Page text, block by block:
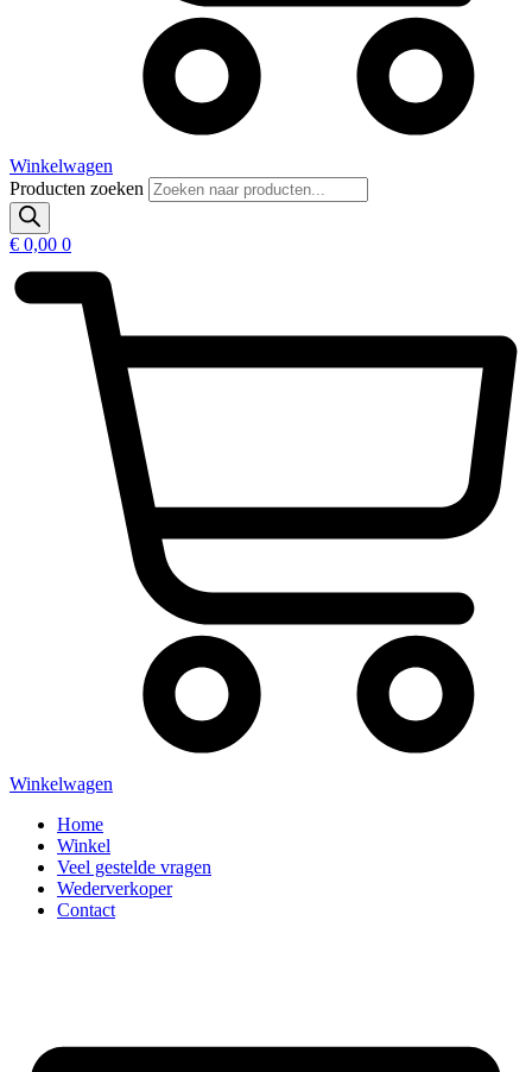
Winkelwagen
Producten zoeken
€ 0,00 0
Winkelwagen
Home
Winkel
Veel gestelde vragen
Wederverkoper
Contact